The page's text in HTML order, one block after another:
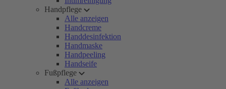
Handpflege
Alle anzeigen
Handcreme
Handdesinfektion
Handmaske
Handpeeling
Handseife
Fußpflege
Alle anzeigen